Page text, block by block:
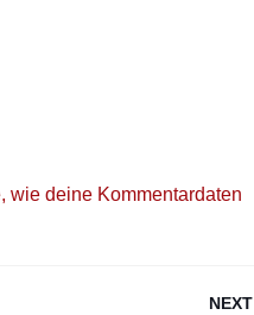
wie deine Kommentardaten
NEXT